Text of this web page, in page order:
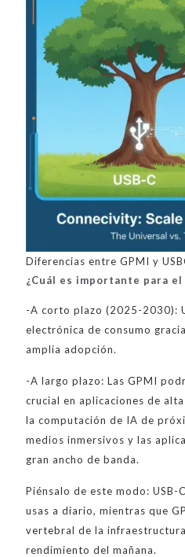
Diferencias entre GPMI y
¿Cuál es importante para
-A corto plazo (2025-2030):
electrónica de consumo
amplia adopción.
-A largo plazo: Las GPMI
crucial en aplicaciones de
la computación de IA de
medios inmersivos y las
gran ancho de banda.
Piénsalo de este modo: USB-
usas a diario, mientras que
vertebral de la
rendimiento del mañana.